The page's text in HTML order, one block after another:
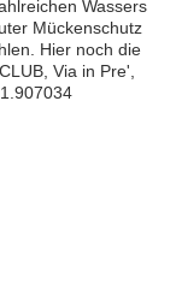
Wassers
Mückenschutz
Hier noch die
Via in Pre',